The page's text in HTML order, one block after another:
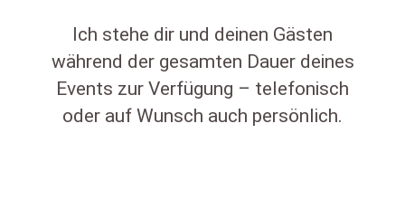
Ich stehe dir und deinen Gästen
während der gesamten Dauer deines
Events zur Verfügung – telefonisch
oder auf Wunsch auch persönlich.